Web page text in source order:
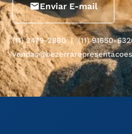
Enviar E-mail
(11) 2479-2880 | (11) 91650-